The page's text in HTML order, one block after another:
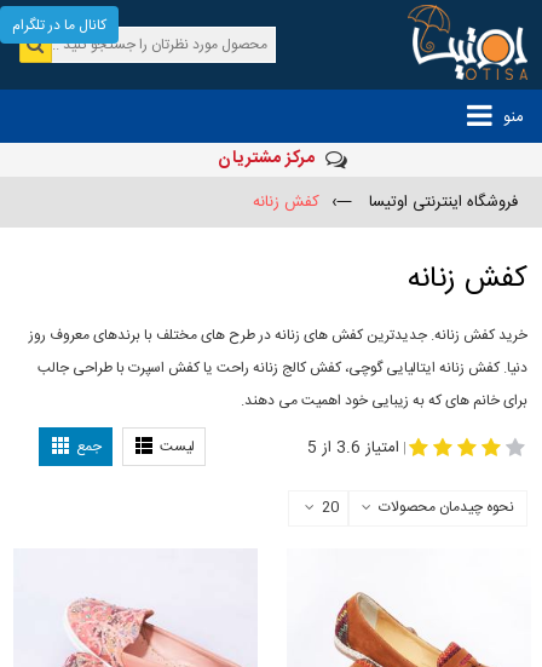
منو
مرکز مشتریان
فروشگاه اینترنتی اوتیسا —› کفش زنانه
کفش زنانه
خرید کفش زنانه. جدیدترین کفش های زنانه در طرح های مختلف با برندهای معروف روز
دنیا. کفش زنانه ایتالیایی گوچی، کفش کالج زنانه راحت یا کفش اسپرت با طراحی جالب
برای خانم های که به زیبایی خود اهمیت می دهند.
لیست جمع | امتیاز 3.6 از 5
نحوه چیدمان محصولات 20
کانال ما در تلگرام